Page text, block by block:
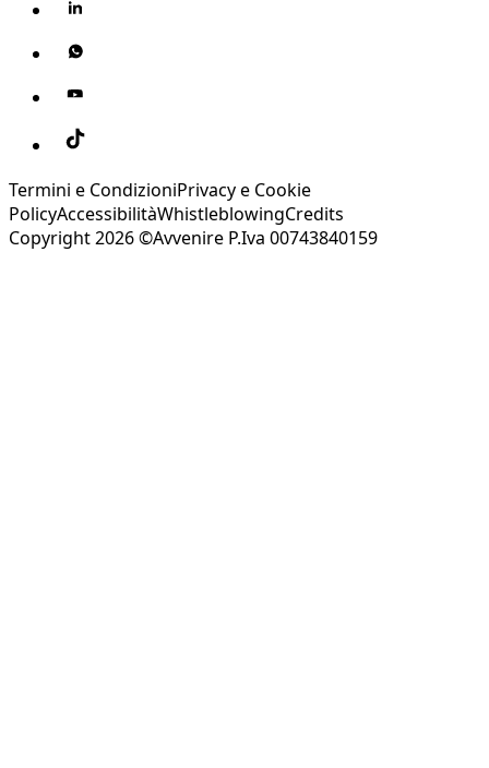
Termini e CondizioniPrivacy e Cookie
PolicyAccessibilitàWhistleblowingCredits
Copyright 2026 ©Avvenire P.Iva 00743840159